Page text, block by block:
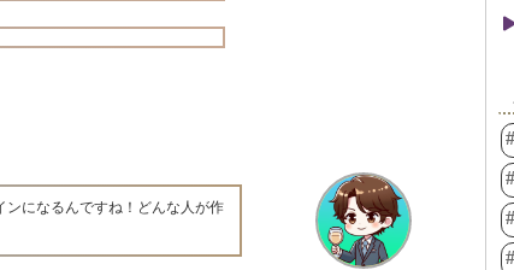
ンになるんですね！どんな人が作